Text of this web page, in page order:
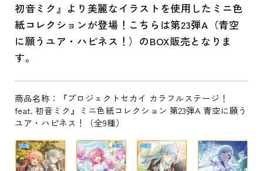
初音ミク』より美麗なイラストを使用したミニ色
紙コレクションが登場！こちらは第23弾A（青空
に願うユア・ハピネス！）のBOX販売となりま
す。
商品名称：『プロジェクトセカイ カラフルステージ！
feat. 初音ミク』ミニ色紙コレクション 第23弾A 青空に願う
ユア・ハピネス！（全9種）